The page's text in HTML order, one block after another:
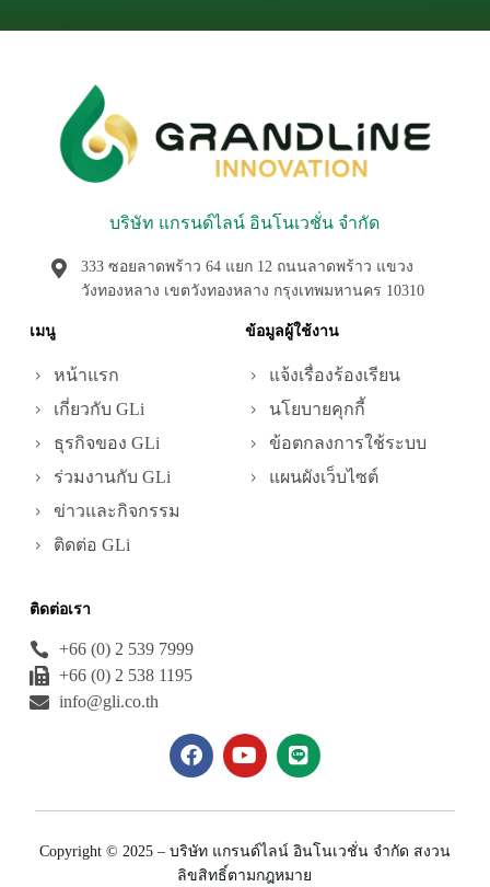
บริษัท แกรนด์ไลน์ อินโนเวชั่น จำกัด
333 ซอยลาดพร้าว 64 แยก 12 ถนนลาดพร้าว แขวง
วังทองหลาง เขตวังทองหลาง กรุงเทพมหานคร 10310
เมนู
หน้าแรก
เกี่ยวกับ GLi
ธุรกิจของ GLi
ร่วมงานกับ GLi
ข่าวและกิจกรรม
ติดต่อ GLi
ข้อมูลผู้ใช้งาน
แจ้งเรื่องร้องเรียน
นโยบายคุกกี้
ข้อตกลงการใช้ระบบ
แผนผังเว็บไซต์
ติดต่อเรา
+66 (0) 2 539 7999
+66 (0) 2 538 1195
info@gli.co.th
Copyright © 2025 – บริษัท แกรนด์ไลน์ อินโนเวชั่น จำกัด สงวน
ลิขสิทธิ์ตามกฎหมาย